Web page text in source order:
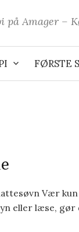
på Amager –
FØRSTE
Vær
eller læse, gør